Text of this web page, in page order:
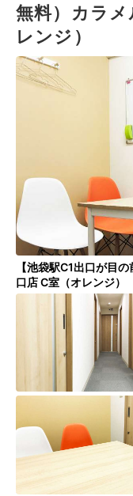
条件から探す
都道府県から
路線から探す
シーズスペースに
利用規約
特定商取引法
FAQ・お問い合
無料）カラメ
レンジ）
【池袋駅C1出口が目
口店 C室（オレンジ）